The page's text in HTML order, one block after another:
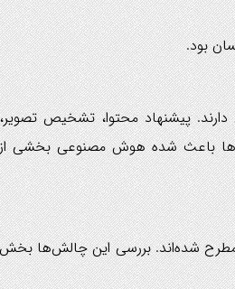
بود.
پیشنهاد محتوا، تشخیص تصویر،
باعث شده هوش مصنوعی بخشی از
مطرح شده‌اند. بررسی این چالش‌ها بخش